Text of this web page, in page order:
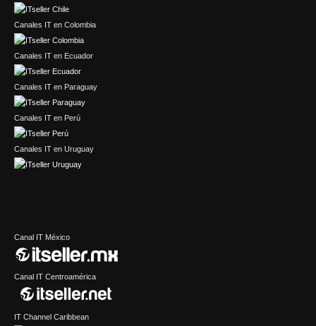
Canales IT en Colombia
Canales IT en Ecuador
Canales IT en Paraguay
Canales IT en Perú
Canales IT en Uruguay
Canal IT México
Canal IT Centroamérica
IT Channel Caribbean